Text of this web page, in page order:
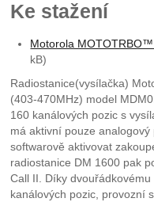
Ke stažení
Motorola
kB)
Radiostanice(vysílačka)
(403-470MHz) model
160 kanálových pozic s
má aktivní pouze
softwarově aktivovat
radiostanice DM 1600 pak
Call II. Díky
kanálových pozic, provozní